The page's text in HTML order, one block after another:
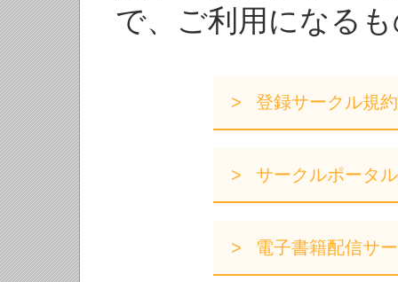
で、ご利用になる
登録サークル規約
サークルポータ
電子書籍配信サ